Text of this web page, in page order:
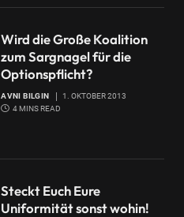
Wird die Große Koalition
zum Sargnagel für die
Optionspflicht?
AVNI BILGIN
1. OKTOBER 2013
4 MINS READ
Steckt Euch Eure
Uniformität sonst wohin!